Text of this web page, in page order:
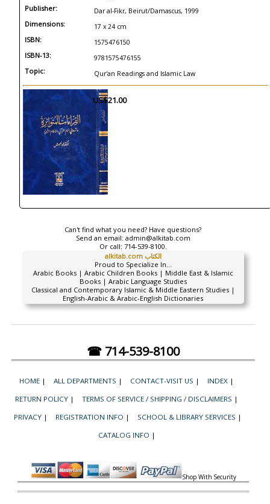
Publisher: Dar al-Fikr, Beirut/Damascus, 1999
Dimensions: 17 x 24 cm
ISBN: 1575476150
ISBN-13: 9781575476155
Topic: Qur'an Readings and Islamic Law
US$21.00
Can't find what you need? Have questions?
Send an email: admin@alkitab.com
Or call: 714-539-8100.
alkitab.com الكتاب
Proud to Specialize In...
Arabic Books | Arabic Children Books | Middle East & Islamic
Books | Arabic Language Studies
Classical and Contemporary Islamic & Middle Eastern Studies |
English-Arabic & Arabic-English Dictionaries
☎ 714-539-8100
HOME | ALL DEPARTMENTS | CONTACT-VISIT US | INDEX |
RETURN POLICY | TERMS OF SERVICE / SHIPPING / DISCLAIMERS |
PRIVACY | REGISTRATION INFO | SCHOOL & LIBRARY SERVICES |
CATALOG INFO |
Shop With Security